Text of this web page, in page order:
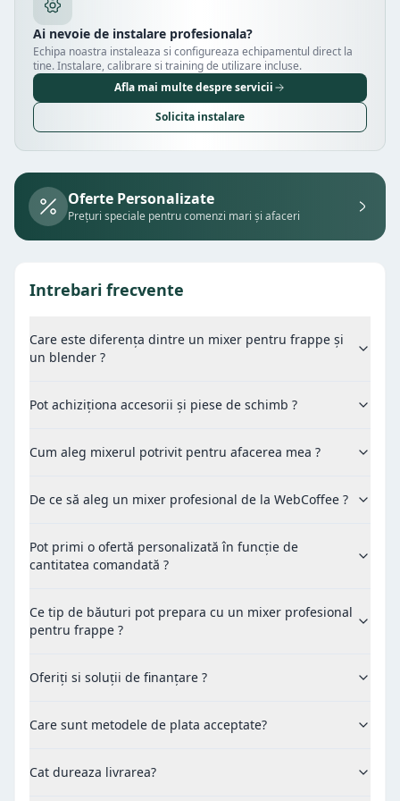
Ai nevoie de instalare profesionala?
Echipa noastra instaleaza si configureaza echipamentul direct la
tine. Instalare, calibrare si training de utilizare incluse.
Afla mai multe despre servicii
Solicita instalare
Oferte Personalizate
Prețuri speciale pentru comenzi mari și afaceri
Intrebari frecvente
Care este diferența dintre un mixer pentru frappe și
un blender ?
Pot achiziționa accesorii și piese de schimb ?
Cum aleg mixerul potrivit pentru afacerea mea ?
De ce să aleg un mixer profesional de la WebCoffee ?
Pot primi o ofertă personalizată în funcție de
cantitatea comandată ?
Ce tip de băuturi pot prepara cu un mixer profesional
pentru frappe ?
Oferiți si soluții de finanțare ?
Care sunt metodele de plata acceptate?
Cat dureaza livrarea?